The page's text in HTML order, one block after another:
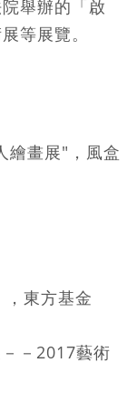
舉辦的「啟
等展覽。
畫展"，風盒
東方基金
2017藝術